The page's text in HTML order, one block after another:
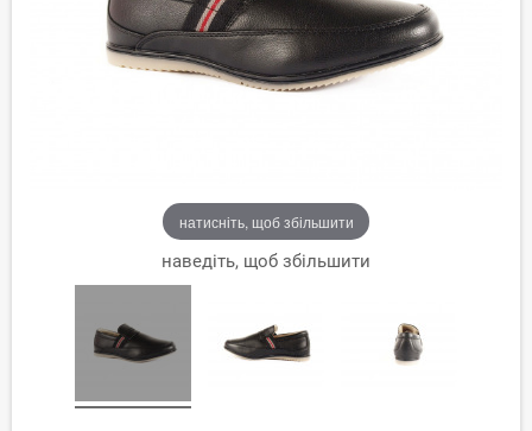
натисніть, щоб збільшити
наведіть, щоб збільшити